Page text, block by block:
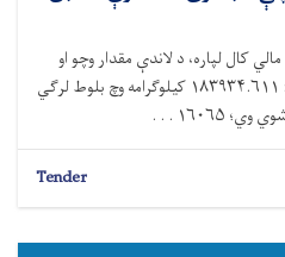
د کابل ښار پوهنې ریاست د ۱۴۰۵ مالي کال لپاره، د لاندې مقدار وچو او
ټوټه شویو لرګیو برابرولو ته اړتیا لري: ۱۸۳۹۳۴.۶۱۱ کیلوګرامه وچ بلوط لرګي
. . .
Tender